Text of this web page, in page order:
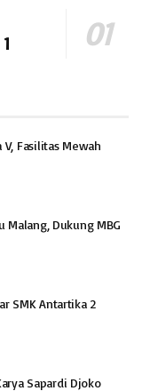
Fasilitas Mewah
Malang, Dukung MBG
SMK Antartika 2
Sapardi Djoko